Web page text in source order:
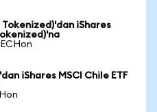
iShares
iShares MSCI Chile ETF